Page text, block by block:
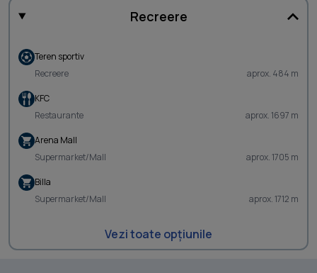
Recreere
Teren sportiv
Recreere
aprox. 484 m
KFC
Restaurante
aprox. 1697 m
Arena Mall
Supermarket/Mall
aprox. 1705 m
Billa
Supermarket/Mall
aprox. 1712 m
Vezi toate opțiunile